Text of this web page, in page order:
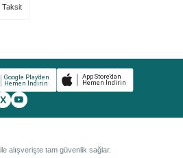
Taksit
X
alışverişte tam güvenlik sağlar.